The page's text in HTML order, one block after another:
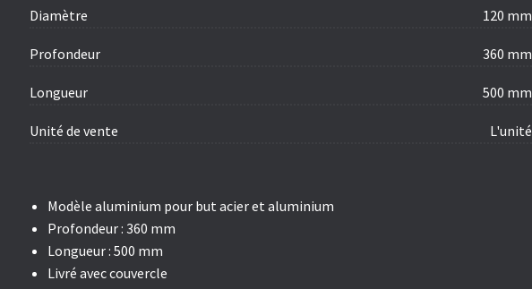
Diamètre 120 mm
Profondeur 360 mm
Longueur 500 mm
Unité de vente L'unité
Modèle aluminium pour but acier et aluminium
Profondeur : 360 mm
Longueur : 500 mm
Livré avec couvercle